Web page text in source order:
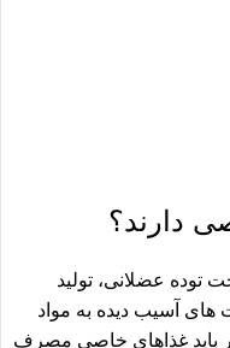
دارند؟
توده عضلانی، تولید
های آسیب دیده به مواد
باید غذاهای خاصی مصرف